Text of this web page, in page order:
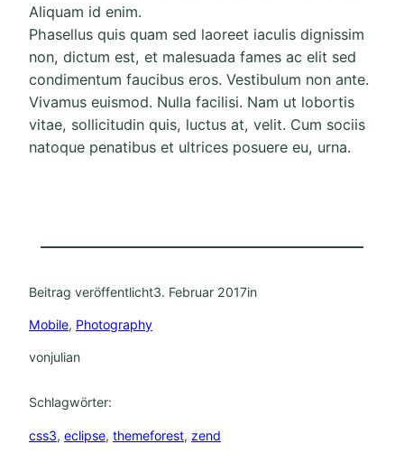
Aliquam id enim.
Phasellus quis quam sed laoreet iaculis dignissim
non, dictum est, et malesuada fames ac elit sed
condimentum faucibus eros. Vestibulum non ante.
Vivamus euismod. Nulla facilisi. Nam ut lobortis
vitae, sollicitudin quis, luctus at, velit. Cum sociis
natoque penatibus et ultrices posuere eu, urna.
Beitrag veröffentlicht3. Februar 2017in
Mobile, Photography
vonjulian
Schlagwörter:
css3, eclipse, themeforest, zend